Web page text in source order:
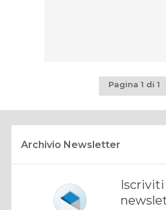
Pagina 1 di 1
Archivio Newsletter
Iscriviti